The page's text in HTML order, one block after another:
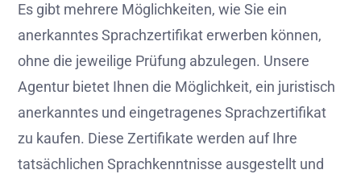
Es gibt mehrere Möglichkeiten, wie Sie ein
anerkanntes Sprachzertifikat erwerben können,
ohne die jeweilige Prüfung abzulegen. Unsere
Agentur bietet Ihnen die Möglichkeit, ein juristisch
anerkanntes und eingetragenes Sprachzertifikat
zu kaufen. Diese Zertifikate werden auf Ihre
tatsächlichen Sprachkenntnisse ausgestellt und